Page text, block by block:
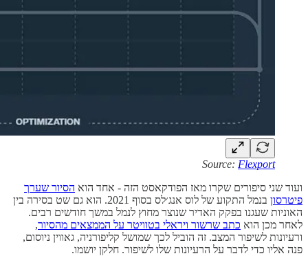
Source: Flexport
ועוד שני סיפורים שקרו מאז הפודקאסט הזה - אחד הוא הסיור שערך
פיטרסון
בנמל התקוע של לוס אנג׳לס בסוף 2021. הוא גם שט בסירה בין
האוניות שעגנו בפקק האדיר שנוצר מחוץ לנמל במשך חודשים רבים.
לאחר מכן הוא כתב שרשור ויראלי בטוויטר על הממצאים מהסיור,
ורעיונות לשיפור המצב. זה הוביל לכך שמושל קליפורניה, גאווין ניוסום,
פנה אליו כדי לדבר על הרעיונות שלו לשיפור. חלקן יושמו.